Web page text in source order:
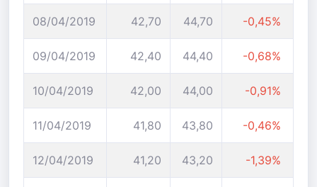
08/04/2019 42,70 44,70 -0,45%
09/04/2019 42,40 44,40 -0,68%
10/04/2019 42,00 44,00 -0,91%
11/04/2019 41,80 43,80 -0,46%
12/04/2019 41,20 43,20 -1,39%